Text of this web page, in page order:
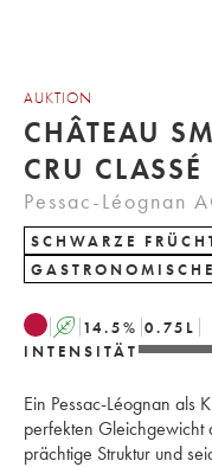
AUKTION
CHÂTEAU
CRU
Pessac-Léognan
SCHWARZE
A 14.5% 0.75 L
INTENSITÄT
Ein Pessac-Léognan als
perfekten Gleichgewicht
prächtige Struktur und